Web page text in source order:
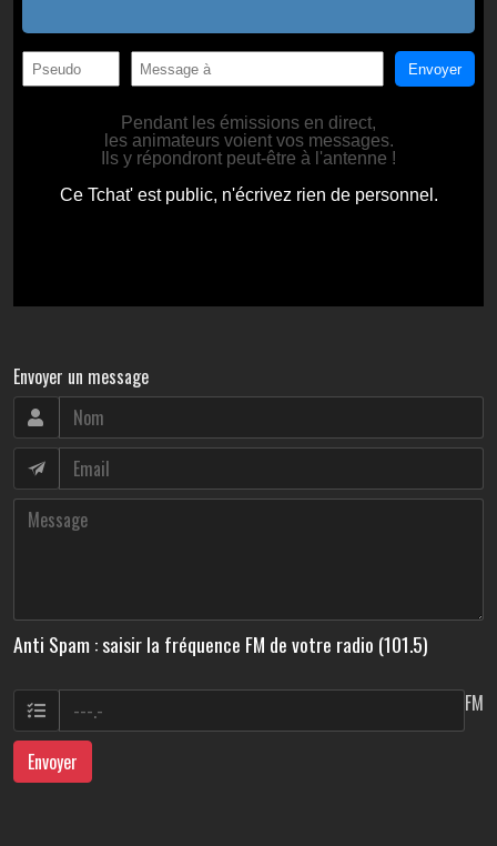
Envoyer un message
Anti Spam : saisir la fréquence FM de votre radio (101.5)
FM
Envoyer